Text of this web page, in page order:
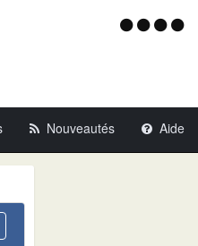
Menu
Nouveautés Aide